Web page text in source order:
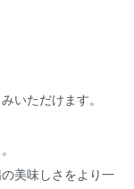
いただけます。
美味しさをより一